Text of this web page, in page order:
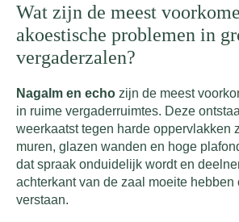
Wat zijn de meest
akoestische problemen in
vergaderzalen?
Nagalm en echo zijn de meest
in ruime vergaderruimtes. Deze
weerkaatst tegen harde oppervlakken
muren, glazen wanden en hoge
dat spraak onduidelijk wordt en
achterkant van de zaal moeite hebben
verstaan.